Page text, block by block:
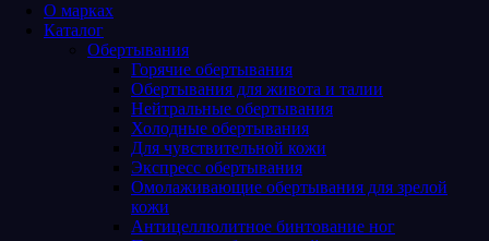
О марках
Каталог
Обертывания
Горячие обертывания
Обертывания для живота и талии
Нейтральные обертывания
Холодные обертывания
Для чувствительной кожи
Экспресс обертывания
Омолаживающие обертывания для зрелой
кожи
Антицеллюлитное бинтование ног